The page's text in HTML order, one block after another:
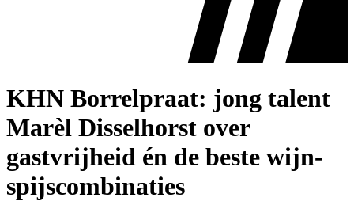
KHN Borrelpraat: jong talent
Marèl Disselhorst over
gastvrijheid én de beste wijn-
spijscombinaties